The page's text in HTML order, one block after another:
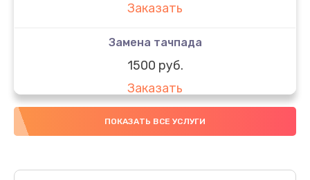
Заказать
Замена тачпада
1500 руб.
Заказать
Замена южного моста
Заказать
ПОКАЗАТЬ ВСЕ УСЛУГИ